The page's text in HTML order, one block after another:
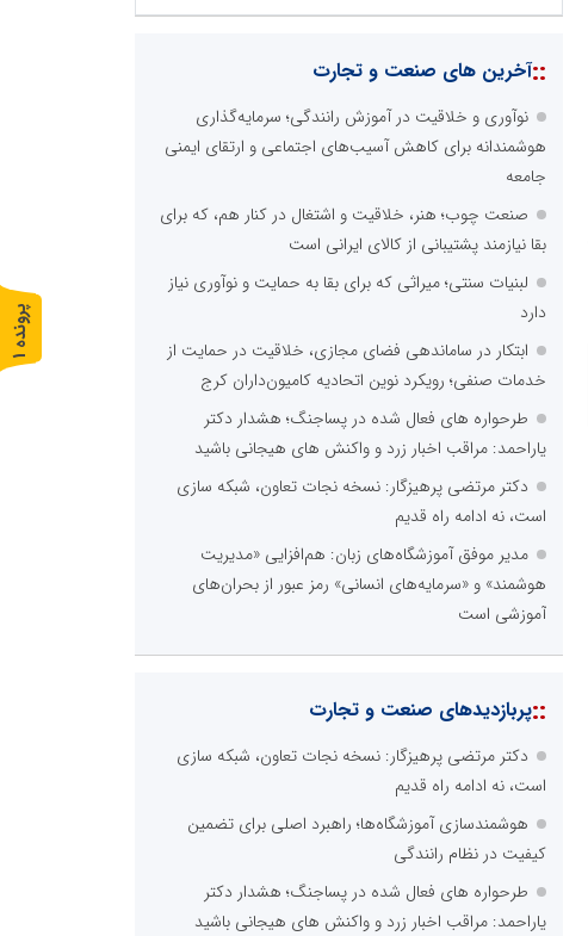
::آخرین های صنعت و تجارت
نوآوری و خلاقیت در آموزش رانندگی؛ سرمایه‌گذاری
هوشمندانه برای کاهش آسیب‌های اجتماعی و ارتقای ایمنی
جامعه
صنعت چوب؛ هنر، خلاقیت و اشتغال در کنار هم، که برای
بقا نیازمند پشتیبانی از کالای ایرانی است
لبنیات سنتی؛ میراثی که برای بقا به حمایت و نوآوری نیاز
دارد
ابتکار در ساماندهی فضای مجازی، خلاقیت در حمایت از
خدمات صنفی؛ رویکرد نوین اتحادیه کامیون‌داران کرج
طرحواره های فعال شده در پساجنگ؛ هشدار دکتر
یاراحمد: مراقب اخبار زرد و واکنش های هیجانی باشید
دکتر مرتضی پرهیزگار: نسخه نجات تعاون، شبکه سازی
است، نه ادامه راه قدیم
مدیر موفق آموزشگاه‌های زبان: هم‌افزایی «مدیریت
هوشمند» و «سرمایه‌های انسانی» رمز عبور از بحران‌های
آموزشی است
::پربازدیدهای صنعت و تجارت
دکتر مرتضی پرهیزگار: نسخه نجات تعاون، شبکه سازی
است، نه ادامه راه قدیم
هوشمندسازی آموزشگاه‌ها؛ راهبرد اصلی برای تضمین
کیفیت در نظام رانندگی
طرحواره های فعال شده در پساجنگ؛ هشدار دکتر
یاراحمد: مراقب اخبار زرد و واکنش های هیجانی باشید
پ
ر
و
ن
د
ه
1